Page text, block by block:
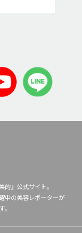
的』公式サイト。
中の美容レポーターが
。